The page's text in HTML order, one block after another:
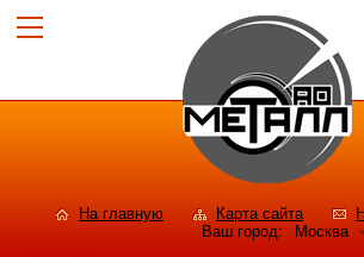
На главную Карта сайта
Ваш город:
Москва